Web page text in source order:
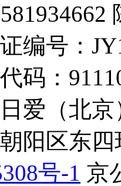
编号：
码：
爱（北
阳区东
号-1 京